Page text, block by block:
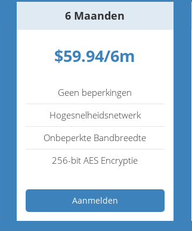
6 Maanden
$59.94/6m
Geen beperkingen
Hogesnelheidsnetwerk
Onbeperkte Bandbreedte
256-bit AES Encryptie
Aanmelden